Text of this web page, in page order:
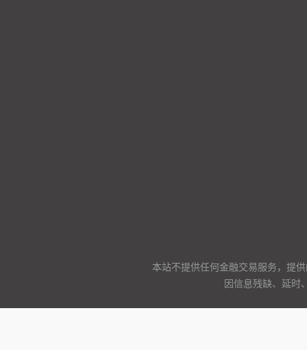
本站不提供任何金融交易服务，提
因信息残缺、延时